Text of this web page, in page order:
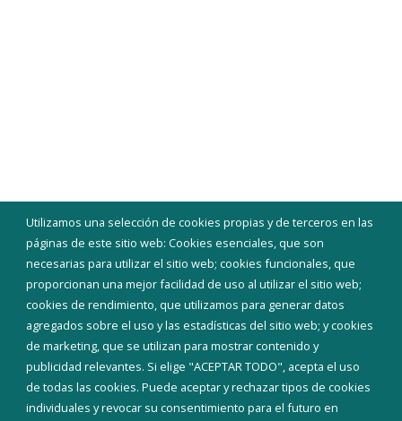
Utilizamos una selección de cookies propias y de terceros en las
páginas de este sitio web: Cookies esenciales, que son
necesarias para utilizar el sitio web; cookies funcionales, que
proporcionan una mejor facilidad de uso al utilizar el sitio web;
cookies de rendimiento, que utilizamos para generar datos
agregados sobre el uso y las estadísticas del sitio web; y cookies
de marketing, que se utilizan para mostrar contenido y
publicidad relevantes. Si elige "ACEPTAR TODO", acepta el uso
de todas las cookies. Puede aceptar y rechazar tipos de cookies
individuales y revocar su consentimiento para el futuro en